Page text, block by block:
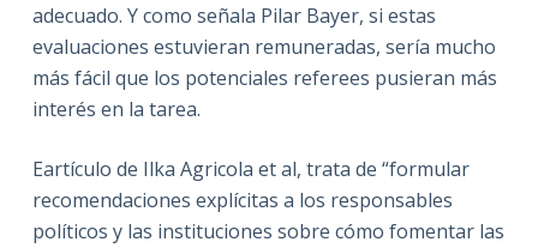
adecuado. Y como señala Pilar Bayer, si estas
evaluaciones estuvieran remuneradas, sería mucho
más fácil que los potenciales referees pusieran más
interés en la tarea.
Eartículo de Ilka Agricola et al, trata de “formular
recomendaciones explícitas a los responsables
políticos y las instituciones sobre cómo fomentar las